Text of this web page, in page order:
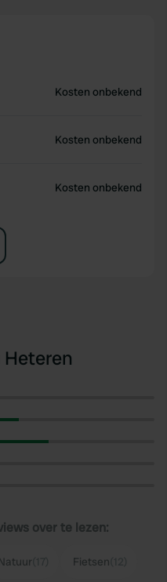
Kosten onbekend
Kosten onbekend
Kosten onbekend
Heteren
over te lezen:
Fietsen